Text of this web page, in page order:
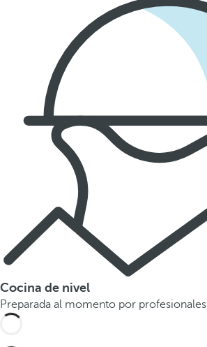
Cocina de nivel
Preparada al momento por profesionales